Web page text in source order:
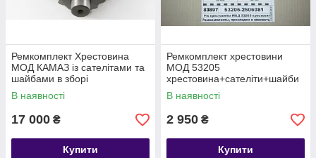
Ремкомплект Хрестовина
МОД КАМАЗ із сателітами та
шайбами в зборі
В наявності
17 000 ₴
Купити
Ремкомплект хрестовини
МОД 53205
хрестовина+сателіти+шайби
КАМАЗ 53205-2506081
В наявності
2 950 ₴
Купити